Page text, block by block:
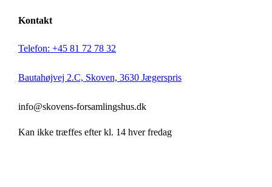
Kontakt
Telefon: +45 81 72 78 32
Bautahøjvej 2.C, Skoven, 3630 Jægerspris
info@skovens-forsamlingshus.dk
Kan ikke træffes efter kl. 14 hver fredag